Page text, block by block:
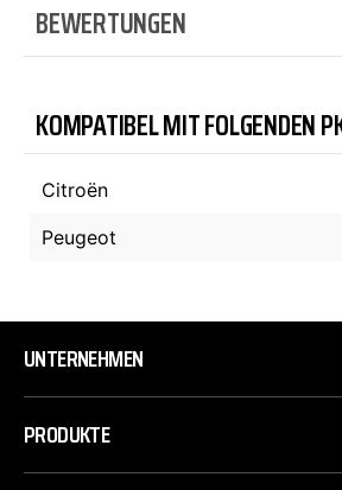
BEWERTUNGEN
KOMPATIBEL MIT FOLGENDEN
Citroën
Peugeot
UNTERNEHMEN
PRODUKTE